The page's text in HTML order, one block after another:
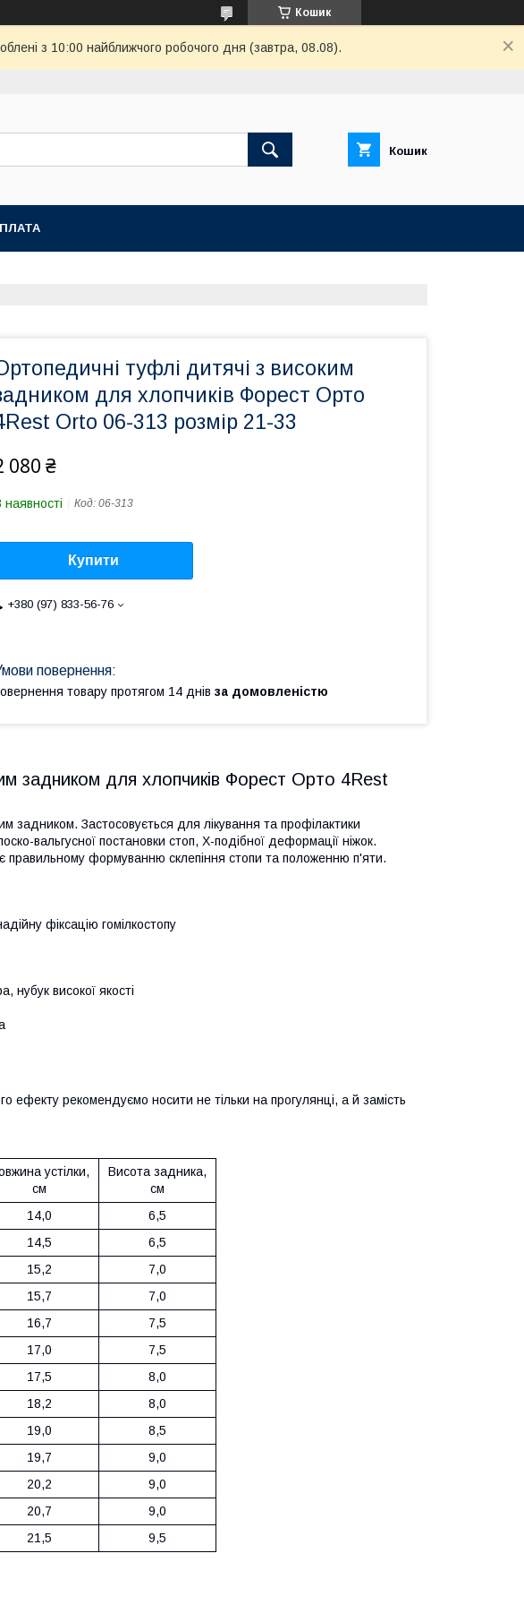
Кошик
з 10:00 найближчого робочого дня (завтра, 08.08).
Кошик
туфлі дитячі з високим
для хлопчиків Форест Орто
Orto 06-313 розмір 21-33
080 ₴
наявності Код: 06-313
Купити
+380 (97) 833-56-76
товару протягом 14 днів за домовленістю
задником для хлопчиків Форест Орто 4Rest
задником. Застосовується для лікування та профілактики
вальгусної постановки стоп, Х-подібної деформації ніжок.
правильному формуванню склепіння стопи та положенню п'яти.
фіксацію гомілкостопу
нубук високої якості
ефекту рекомендуємо носити не тільки на прогулянці, а й замість
устілки,
см
Висота задника,
см
14,0
6,5
14,5
6,5
15,2
7,0
15,7
7,0
16,7
7,5
17,0
7,5
17,5
8,0
18,2
8,0
19,0
8,5
19,7
9,0
20,2
9,0
20,7
9,0
21,5 9,5